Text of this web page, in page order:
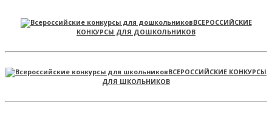
ВСЕРОССИЙСКИЕ
КОНКУРСЫ ДЛЯ ДОШКОЛЬНИКОВ
ВСЕРОССИЙСКИЕ КОНКУРСЫ
ДЛЯ ШКОЛЬНИКОВ